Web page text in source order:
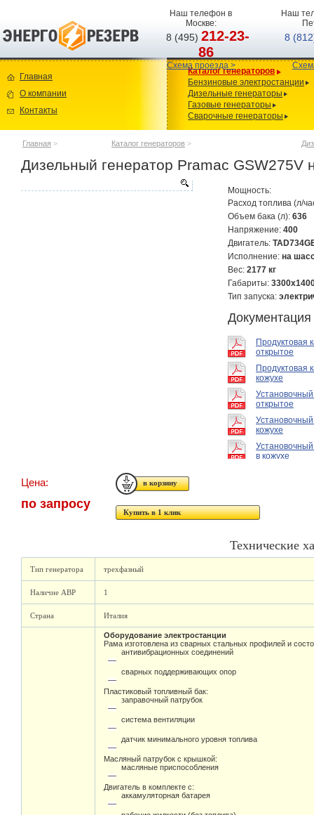
Наш телефон в
Москве:
8 (495)212-23-
86
Схема проезда >
Наш
8
Главная
О компании
Контакты
Каталог генераторов
Бензиновые электростанции
Дизельные генераторы
Газовые генераторы
Сварочные генераторы
Главная > Каталог генераторов >
Дизельный генератор Pramac GSW275V
Мощность:
Расход топлива (л/
Объем бака (л): 636
Напряжение: 400
Двигатель:
Исполнение: на
Вес: 2177 кг
Габариты:
Тип запуска:
Документация
Продуктовая
открытое
Продуктовая
кожухе
открытое
кожухе
в кожухе
Цена:
по запросу
Купить в 1 клик
Технические
Тип генератора трехфазный
Наличие АВР 1
Страна Италия
Оборудование электростанции
Рама изготовлена из сварных стальных профилей и
антивибрационных соединений
сварных поддерживающих опор
Пластиковый топливный бак:
заправочный патрубок
система вентиляции
датчик минимального уровня топлива
Масляный патрубок с крышкой:
масляные приспособления
Двигатель в комплекте с:
аккамуляторная батарея